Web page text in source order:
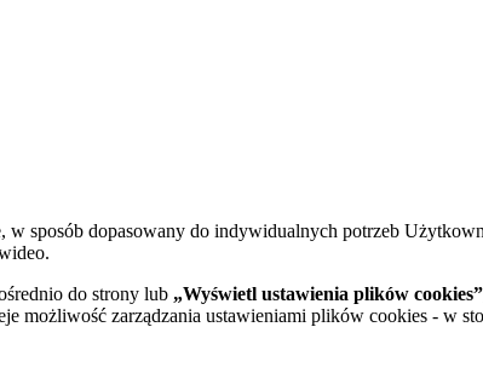
sposób dopasowany do indywidualnych potrzeb
do strony lub „Wyświetl ustawienia plików cookies”
możliwość zarządzania ustawieniami plików cookies - w